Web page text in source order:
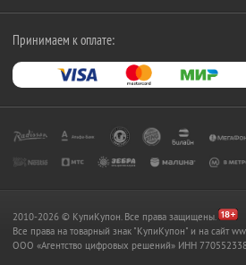
Принимаем к оплате:
2010-2026 © КупиКупон. Все права защищены.
Все права на товарный знак "КупиКупон" и на сайт
OOO «Агентство цифровых решений» ИНН